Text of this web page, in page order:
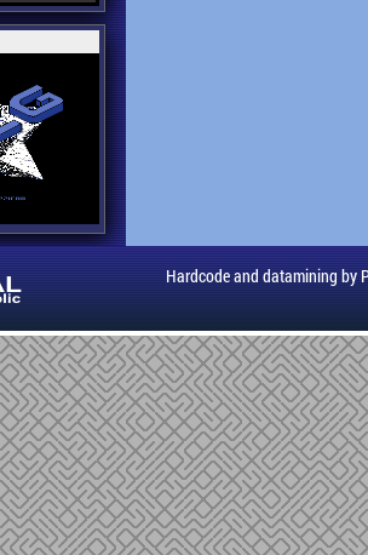
Hardcode and datamining by